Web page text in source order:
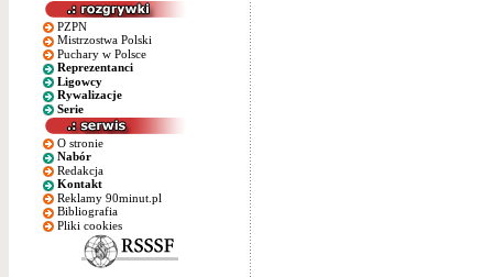
PZPN
Mistrzostwa Polski
Puchary w Polsce
Reprezentanci
Ligowcy
Rywalizacje
Serie
O stronie
Nabór
Redakcja
Kontakt
Reklamy 90minut.pl
Bibliografia
Pliki cookies